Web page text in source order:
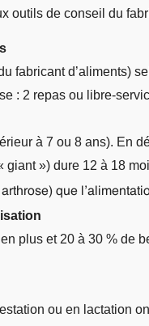
outils de conseil du
fabricant d’aliments)
: 2 repas ou libre-
à 7 ou 8 ans). En
») dure 12 à 18
que
plus et 20 à 30 %
ou en lactation